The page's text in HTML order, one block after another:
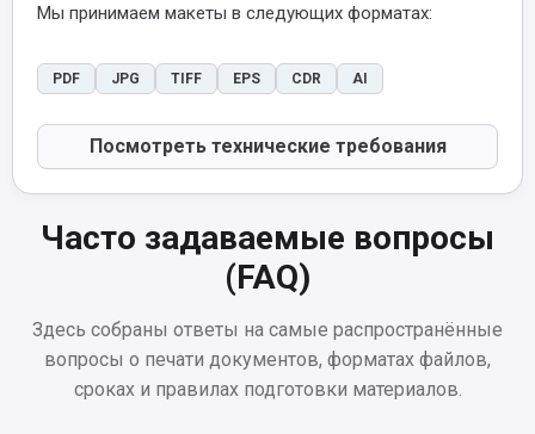
Мы принимаем макеты в следующих форматах:
PDF JPG TIFF EPS CDR AI
Посмотреть технические требования
Часто задаваемые вопросы
(FAQ)
Здесь собраны ответы на самые распространённые
вопросы о печати документов, форматах файлов,
сроках и правилах подготовки материалов.